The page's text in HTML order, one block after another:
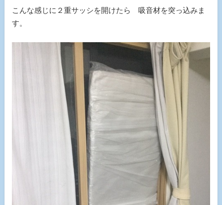
こんな感じに２重サッシを開けたら 吸音材を突っ込みま
す。